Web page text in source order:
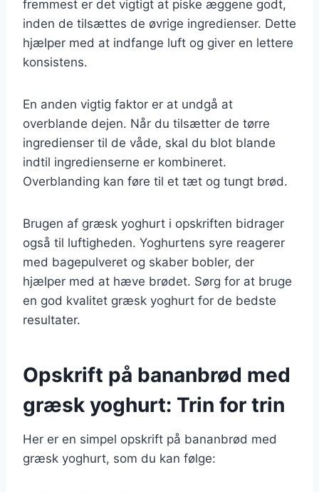
fremmest er det vigtigt at piske æggene godt,
inden de tilsættes de øvrige ingredienser. Dette
hjælper med at indfange luft og giver en lettere
konsistens.
En anden vigtig faktor er at undgå at
overblande dejen. Når du tilsætter de tørre
ingredienser til de våde, skal du blot blande
indtil ingredienserne er kombineret.
Overblanding kan føre til et tæt og tungt brød.
Brugen af græsk yoghurt i opskriften bidrager
også til luftigheden. Yoghurtens syre reagerer
med bagepulveret og skaber bobler, der
hjælper med at hæve brødet. Sørg for at bruge
en god kvalitet græsk yoghurt for de bedste
resultater.
Opskrift på bananbrød med
græsk yoghurt: Trin for trin
Her er en simpel opskrift på bananbrød med
græsk yoghurt, som du kan følge: